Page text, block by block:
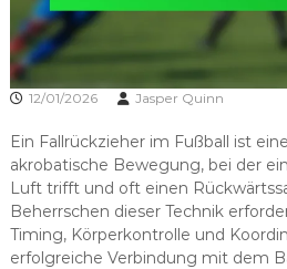
12/01/2026 Jasper Quinn
Ein Fallrückzieher im Fußball ist
akrobatische Bewegung, bei der
Luft trifft und oft einen
Beherrschen dieser Technik
Timing, Körperkontrolle und
erfolgreiche Verbindung mit dem